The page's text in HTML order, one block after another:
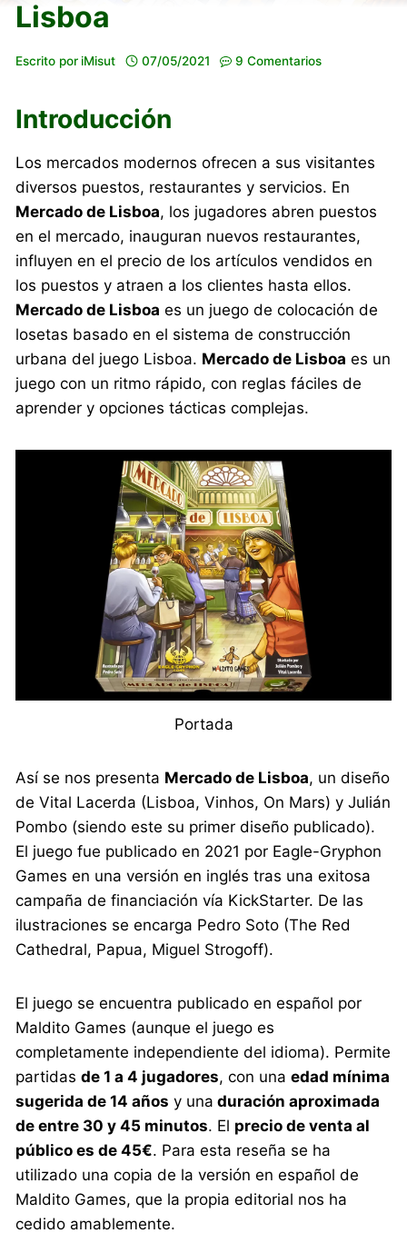
Lisboa
Escrito por iMisut 07/05/2021 9 Comentarios
Introducción
Los mercados modernos ofrecen a sus visitantes
diversos puestos, restaurantes y servicios. En
Mercado de Lisboa, los jugadores abren puestos
en el mercado, inauguran nuevos restaurantes,
influyen en el precio de los artículos vendidos en
los puestos y atraen a los clientes hasta ellos.
Mercado de Lisboa es un juego de colocación de
losetas basado en el sistema de construcción
urbana del juego Lisboa. Mercado de Lisboa es un
juego con un ritmo rápido, con reglas fáciles de
aprender y opciones tácticas complejas.
Portada
Así se nos presenta Mercado de Lisboa, un diseño
de Vital Lacerda (Lisboa, Vinhos, On Mars) y Julián
Pombo (siendo este su primer diseño publicado).
El juego fue publicado en 2021 por Eagle-Gryphon
Games en una versión en inglés tras una exitosa
campaña de financiación vía KickStarter. De las
ilustraciones se encarga Pedro Soto (The Red
Cathedral, Papua, Miguel Strogoff).
El juego se encuentra publicado en español por
Maldito Games (aunque el juego es
completamente independiente del idioma). Permite
partidasde 1 a 4 jugadores, con unaedad mínima
sugerida de 14 años y una duración aproximada
de entre 30 y 45 minutos. El precio de venta al
público es de 45€. Para esta reseña se ha
utilizado una copia de la versión en español de
Maldito Games, que la propia editorial nos ha
cedido amablemente.